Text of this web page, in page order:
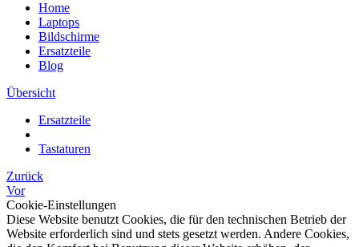
Home
Laptops
Bildschirme
Ersatzteile
Blog
Übersicht
Ersatzteile
Tastaturen
Zurück
Vor
Cookie-Einstellungen
Diese Website benutzt Cookies, die für den technischen Betrieb der
Website erforderlich sind und stets gesetzt werden. Andere Cookies,